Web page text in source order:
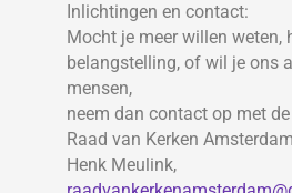
Inlichtingen en contact:
Mocht je meer willen weten,
belangstelling, of wil je ons
mensen,
neem dan contact op met
Raad van Kerken
Henk Meulink,